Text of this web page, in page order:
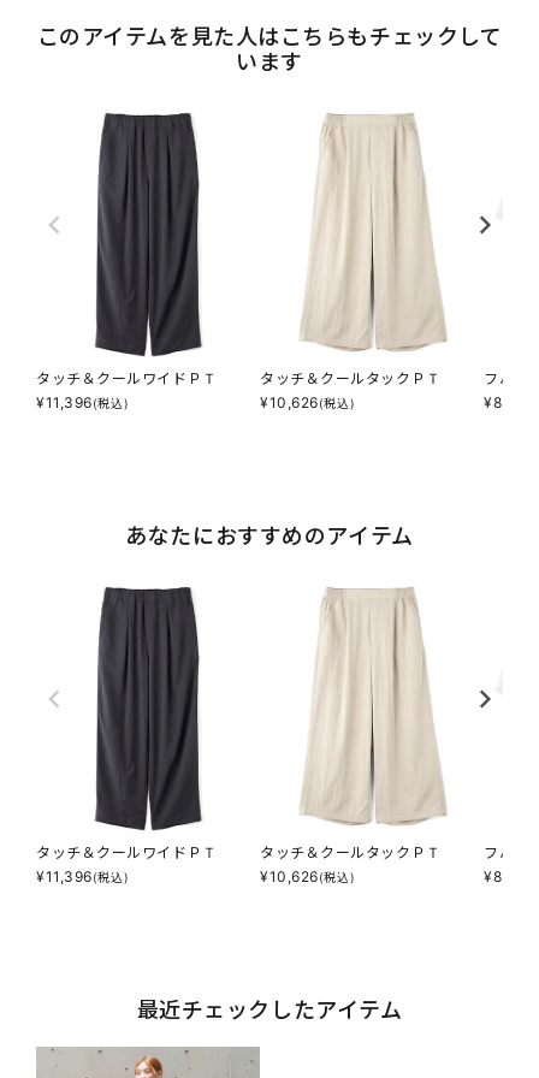
このアイテムを見た人はこちらもチェックして
います
タッチ＆クールワイドＰＴ
¥11,396(税込)
タッチ＆クールタックＰＴ
¥10,626(税込)
フハク
¥8,316
あなたにおすすめのアイテム
タッチ＆クールワイドＰＴ
¥11,396(税込)
タッチ＆クールタックＰＴ
¥10,626(税込)
フハク
¥8,316
最近チェックしたアイテム